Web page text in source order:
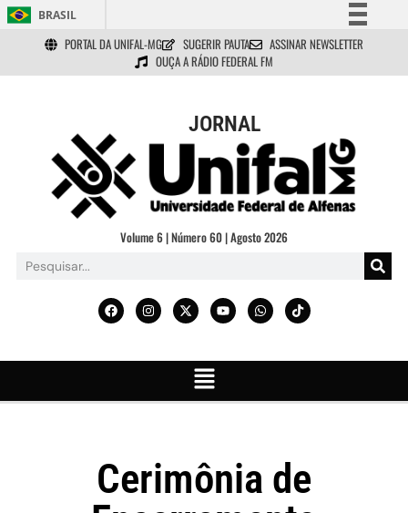
BRASIL
Simplifique!
Comunica BR
Acesso à informação
Legislação
Canais
PORTAL DA UNIFAL-MG SUGERIR PAUTA
ASSINAR NEWSLETTER
OUÇA A RÁDIO FEDERAL FM
JORNAL
Volume 6 | Número 60 | Agosto 2026
Cerimônia de